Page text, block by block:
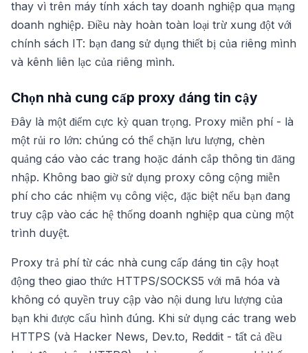
thay vì trên máy tính xách tay doanh nghiệp qua mạng
doanh nghiệp. Điều này hoàn toàn loại trừ xung đột với
chính sách IT: bạn đang sử dụng thiết bị của riêng mình
và kênh liên lạc của riêng mình.
Chọn nhà cung cấp proxy đáng tin cậy
Đây là một điểm cực kỳ quan trọng. Proxy miễn phí - là
một rủi ro lớn: chúng có thể chặn lưu lượng, chèn
quảng cáo vào các trang hoặc đánh cắp thông tin đăng
nhập. Không bao giờ sử dụng proxy công cộng miễn
phí cho các nhiệm vụ công việc, đặc biệt nếu bạn đang
truy cập vào các hệ thống doanh nghiệp qua cùng một
trình duyệt.
Proxy trả phí từ các nhà cung cấp đáng tin cậy hoạt
động theo giao thức HTTPS/SOCKS5 với mã hóa và
không có quyền truy cập vào nội dung lưu lượng của
bạn khi được cấu hình đúng. Khi sử dụng các trang web
HTTPS (và Hacker News, Dev.to, Reddit - tất cả đều